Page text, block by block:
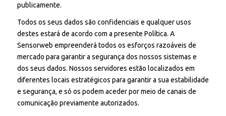
publicamente.
Todos os seus dados são confidenciais e qualquer usos
destes estará de acordo com a presente Política. A
Sensorweb empreenderá todos os esforços razoáveis de
mercado para garantir a segurança dos nossos sistemas e
dos seus dados. Nossos servidores estão localizados em
diferentes locais estratégicos para garantir a sua estabilidade
e segurança, e só os podem aceder por meio de canais de
comunicação previamente autorizados.